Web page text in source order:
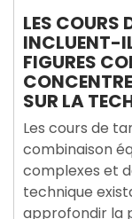
LES COURS
INCLUENT-
FIGURES
SUR LA
Les cours de
combinaison
complexes et
technique
approfondir la